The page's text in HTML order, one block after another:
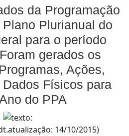
da Programação
Plurianual do
para o período
gerados os
Ações,
Físicos para
do PPA
14/10/2015)